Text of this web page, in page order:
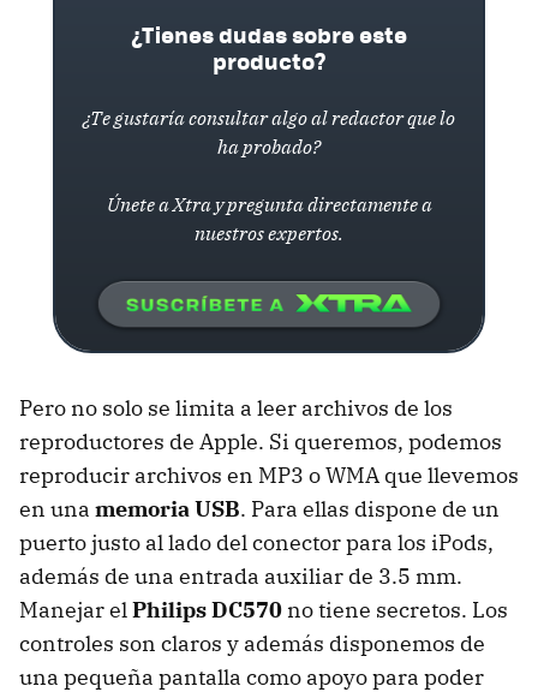
¿Tienes dudas sobre este
producto?
¿Te gustaría consultar algo al redactor que lo
ha probado?
Únete a Xtra y pregunta directamente a
nuestros expertos.
Pero no solo se limita a leer archivos de los
reproductores de Apple. Si queremos, podemos
reproducir archivos en MP3 oWMA que llevemos
en una memoria USB. Para ellas dispone de un
puerto justo al lado del conector para los iPods,
además de una entrada auxiliar de 3.5 mm.
Manejar elPhilips DC570 no tiene secretos. Los
controles son claros y además disponemos de
una pequeña pantalla como apoyo para poder